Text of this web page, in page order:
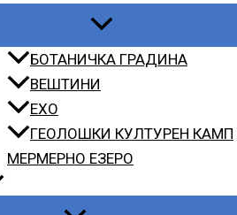
БОТАНИЧКА ГРАДИНА
ВЕШТИНИ
EXO
ГЕОЛОШКИ КУЛТУРЕН КАМП
МЕРМЕРНО ЕЗЕРО